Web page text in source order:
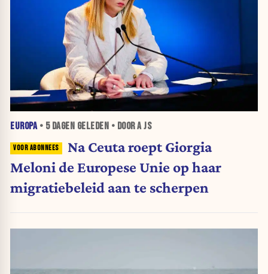
EUROPA• 5 DAGEN GELEDEN • DOOR A JS
Na Ceuta roept Giorgia
Meloni de Europese Unie op haar
migratiebeleid aan te scherpen